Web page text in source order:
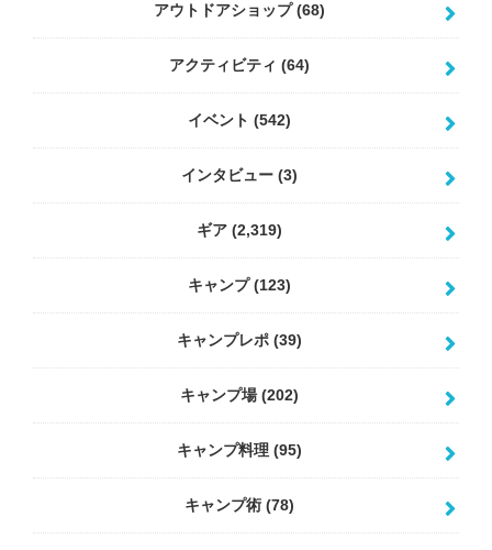
アウトドアショップ(68)
アクティビティ (64)
イベント (542)
インタビュー (3)
ギア (2,319)
キャンプ(123)
キャンプレポ (39)
キャンプ場(202)
キャンプ料理 (95)
キャンプ術 (78)